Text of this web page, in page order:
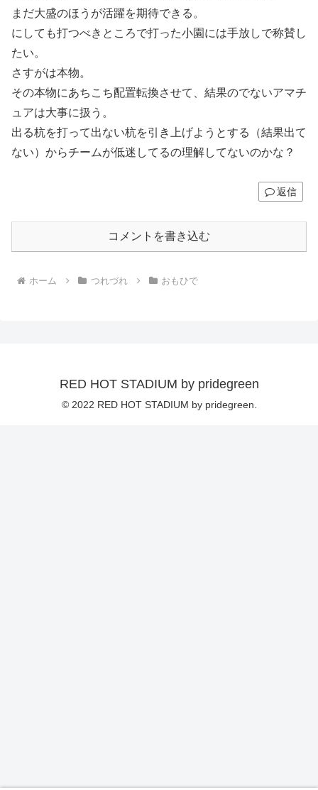
まだ大盛のほうが活躍を期待できる。
にしても打つべきところで打った小園には手放しで称賛し
たい。
さすがは本物。
その本物にあちこち配置転換させて、結果のでないアマチ
ュアは大事に扱う。
出る杭を打って出ない杭を引き上げようとする（結果出て
ない）からチームが低迷してるの理解してないのかな？
返信
コメントを書き込む
ホーム つれづれ おもひで
RED HOT STADIUM by pridegreen
© 2022 RED HOT STADIUM by pridegreen.